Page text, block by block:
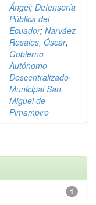
Ángel; Defensoría
Pública del
Ecuador; Narváez
Rosales, Óscar;
Gobierno
Autónomo
Descentralizado
Municipal San
Miguel de
Pimampiro
1